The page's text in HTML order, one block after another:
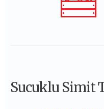
Sucuklu Simit